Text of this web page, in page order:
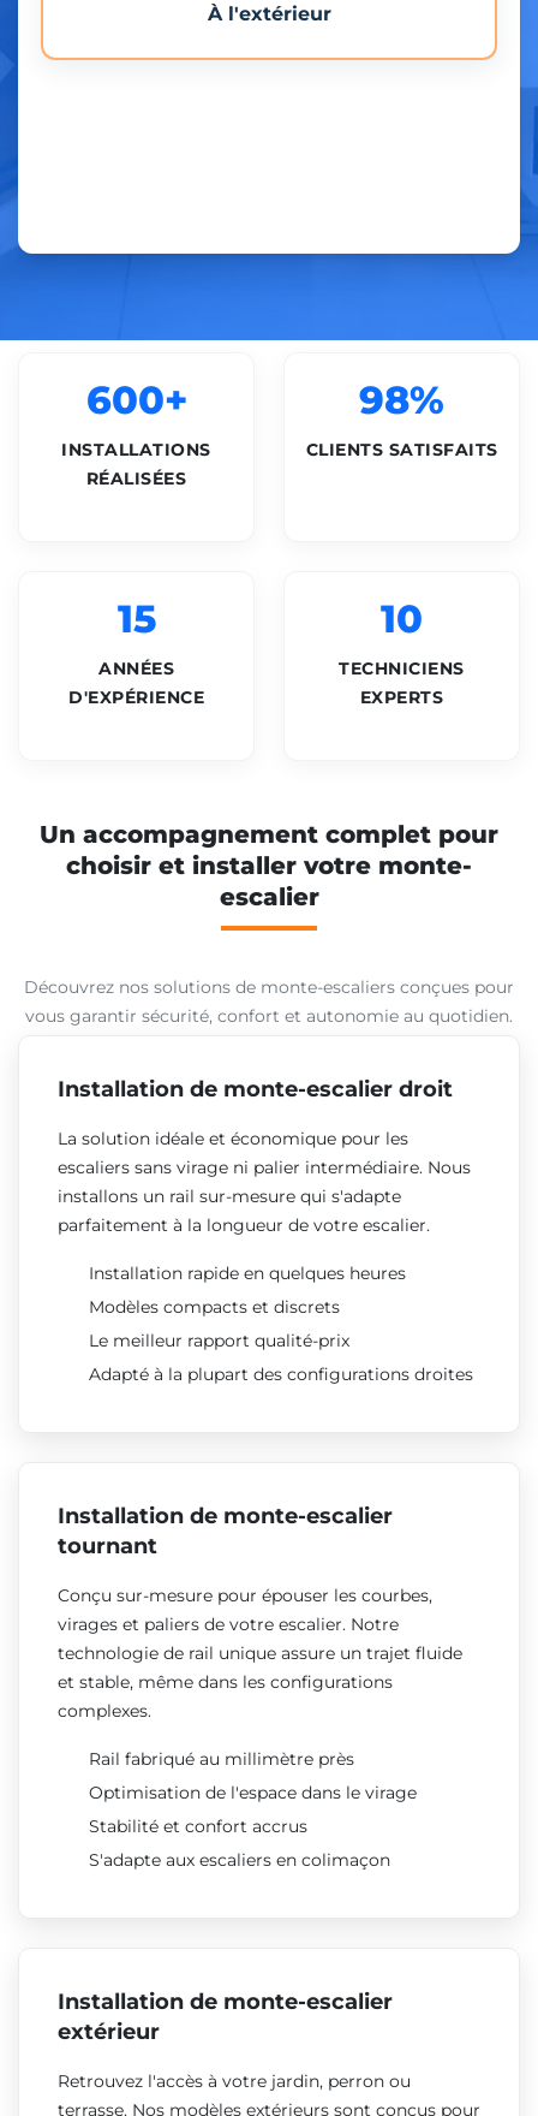
À l'extérieur
600+
INSTALLATIONS
RÉALISÉES
98%
CLIENTS SATISFAITS
15
ANNÉES
D'EXPÉRIENCE
10
TECHNICIENS
EXPERTS
Un accompagnement complet pour
choisir et installer votre monte-
escalier
Découvrez nos solutions de monte-escaliers conçues pour
vous garantir sécurité, confort et autonomie au quotidien.
Installation de monte-escalier droit
La solution idéale et économique pour les
escaliers sans virage ni palier intermédiaire. Nous
installons un rail sur-mesure qui s'adapte
parfaitement à la longueur de votre escalier.
Installation rapide en quelques heures
Modèles compacts et discrets
Le meilleur rapport qualité-prix
Adapté à la plupart des configurations droites
Installation de monte-escalier
tournant
Conçu sur-mesure pour épouser les courbes,
virages et paliers de votre escalier. Notre
technologie de rail unique assure un trajet fluide
et stable, même dans les configurations
complexes.
Rail fabriqué au millimètre près
Optimisation de l'espace dans le virage
Stabilité et confort accrus
S'adapte aux escaliers en colimaçon
Installation de monte-escalier
extérieur
Retrouvez l'accès à votre jardin, perron ou
terrasse. Nos modèles extérieurs sont conçus pour